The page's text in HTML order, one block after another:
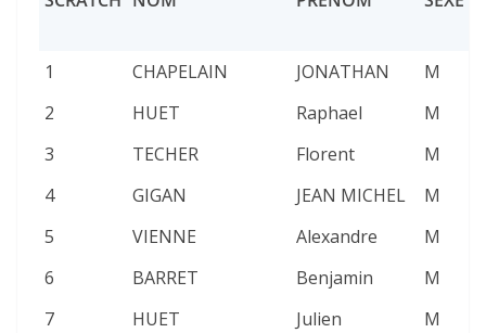
1 CHAPELAIN JONATHAN M
2
HUET Raphael M
3
TECHER Florent M
4
GIGAN JEAN MICHEL M
5
VIENNE Alexandre M
6
BARRET Benjamin M
7
HUET Julien M